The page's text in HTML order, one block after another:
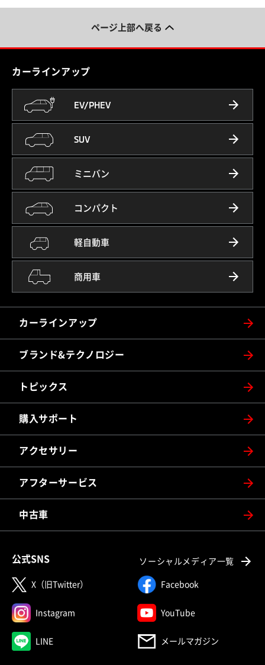
ページ上部へ戻る
カーラインアップ
カーラインアップ
EV/PHEV
SUV
ミニバン
コンパクト
軽自動車
商用車
ブランド&テクノロジー
トピックス
購入サポート
アクセサリー
アフターサービス
中古車
公式SNS ソーシャルメディア一覧
X（旧Twitter） Facebook
Instagram YouTube
LINE メールマガジン